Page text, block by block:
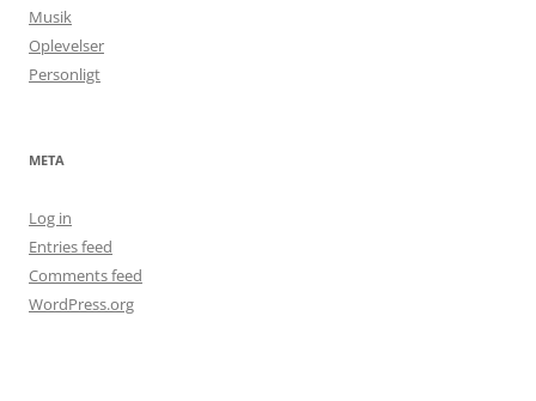
Musik
Oplevelser
Personligt
META
Log in
Entries feed
Comments feed
WordPress.org